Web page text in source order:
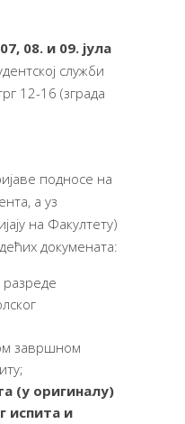
07, 08. и 09. јула
служби
12-16 (зграда
подносе на
а уз
на Факултету)
докумената:
разреде
завршном
(у оригиналу)
испита и